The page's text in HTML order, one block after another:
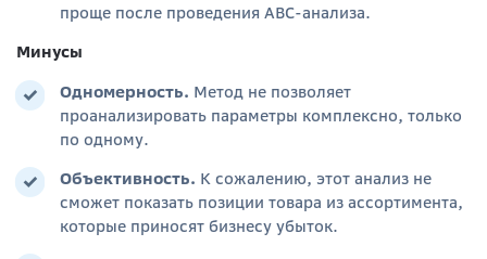
проще после проведения АВС-анализа.
Минусы
Одномерность. Метод не позволяет
проанализировать параметры комплексно, только
по одному.
Объективность. К сожалению, этот анализ не
сможет показать позиции товара из ассортимента,
которые приносят бизнесу убыток.